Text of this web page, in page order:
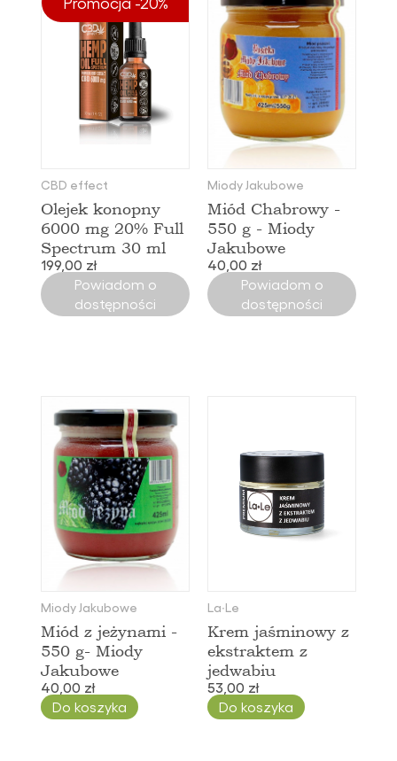
CBD effect
Olejek konopny
6000 mg 20% Full
Spectrum 30 ml
199,00 zł
Powiadom o
dostępności
Miody Jakubowe
Miód Chabrowy -
550 g - Miody
Jakubowe
40,00 zł
Powiadom o
dostępności
Miody Jakubowe
Miód z jeżynami -
550 g- Miody
Jakubowe
40,00 zł
Do koszyka
La∙Le
Krem jaśminowy z
ekstraktem z
jedwabiu
53,00 zł
Do koszyka